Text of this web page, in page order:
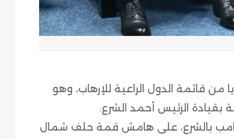
من قائمة الدول الراعية للإرهاب، وهو
الرئيس أحمد الشرع.
ترامب بالشرع، على هامش قمة حلف شمال